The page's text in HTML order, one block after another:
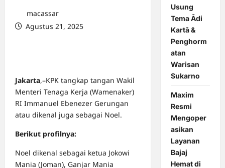
macassar
Agustus 21, 2025
Jakarta,–KPK tangkap tangan Wakil
Menteri Tenaga Kerja (Wamenaker)
RI Immanuel Ebenezer Gerungan
atau dikenal juga sebagai Noel.
Berikut profilnya:
Noel dikenal sebagai ketua Jokowi
Mania (Joman), Ganjar Mania
Usung
Tema Ādi
Kartā &
Penghorm
atan
Warisan
Sukarno
Maxim
Resmi
Mengoper
asikan
Layanan
Bajaj
Hemat di